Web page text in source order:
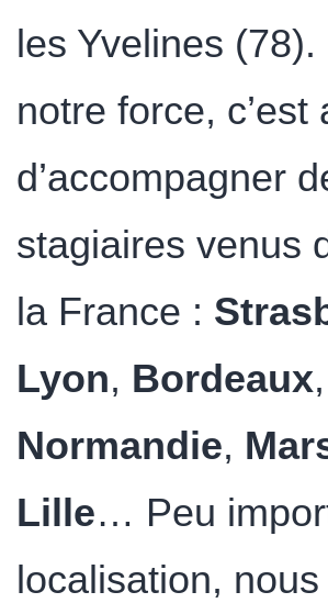
les Yvelines (78).
notre force, c’est
d’accompagner
stagiaires venus
la France :
Lyon, Bordeaux,
Normandie,
Lille… Peu
localisation,